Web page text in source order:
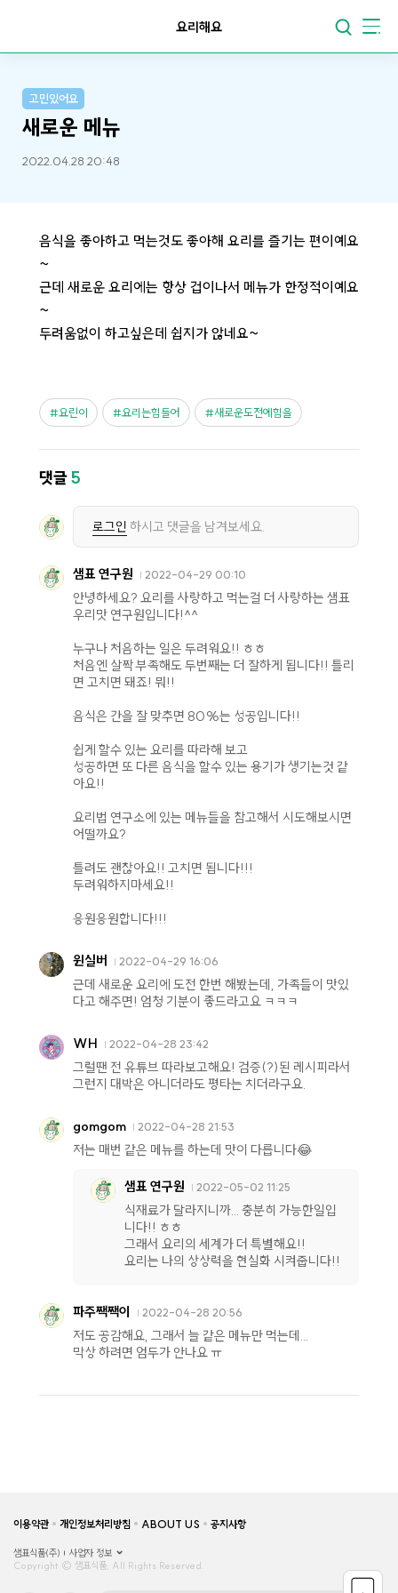
요리해요
고민있어요
새로운 메뉴
2022.04.28 20:48
음식을 좋아하고 먹는것도 좋아해 요리를 즐기는 편이예요
~
근데 새로운 요리에는 항상 겁이나서 메뉴가 한정적이예요
~
두려움없이 하고싶은데 쉽지가 않네요~
요린이 요리는힘들어 새로운도전에힘을
댓글5
로그인 하시고 댓글을 남겨보세요.
샘표 연구원 2022-04-29 00:10
안녕하세요? 요리를 사랑하고 먹는걸 더 사랑하는 샘표
우리맛 연구원입니다!^^
누구나 처음하는 일은 두려워요!! ㅎㅎ
처음엔 살짝 부족해도 두번째는 더 잘하게 됩니다!! 틀리
면 고치면 돼죠! 뭐!!
음식은 간을 잘 맞추면 80%는 성공입니다!!
쉽게 할수 있는 요리를 따라해 보고
성공하면 또 다른 음식을 할수 있는 용기가 생기는것 같
아요!!
요리법 연구소에 있는 메뉴들을 참고해서 시도해보시면
어떨까요?
틀려도 괜찮아요!! 고치면 됩니다!!!
두려워하지마세요!!
응원응원합니다!!!
윈실버 2022-04-29 16:06
근데 새로운 요리에 도전 한번 해봤는데, 가족들이 맛있
다고 해주면! 엄청 기분이 좋드라고요 ㅋㅋㅋ
WH 2022-04-28 23:42
그럴땐 전 유튜브 따라보고해요! 검증(?)된 레시피라서
그런지 대박은 아니더라도 평타는 치더라구요.
gomgom 2022-04-28 21:53
저는 매번 같은 메뉴를 하는데 맛이 다릅니다😂
샘표 연구원 2022-05-02 11:25
식재료가 달라지니까... 충분히 가능한일입
니다!! ㅎㅎ
그래서 요리의 세계가 더 특별해요!!
요리는 나의 상상력을 현실화 시켜줍니다!!
파주짹짹이 2022-04-28 20:56
저도 공감해요, 그래서 늘 같은 메뉴만 먹는데...
막상 하려면 엄두가 안나요 ㅠ
이용약관 개인정보처리방침 ABOUT US 공지사항
샘표식품(주)
사업자 정보
Copyright © 샘표식품, All Rights Reserved.